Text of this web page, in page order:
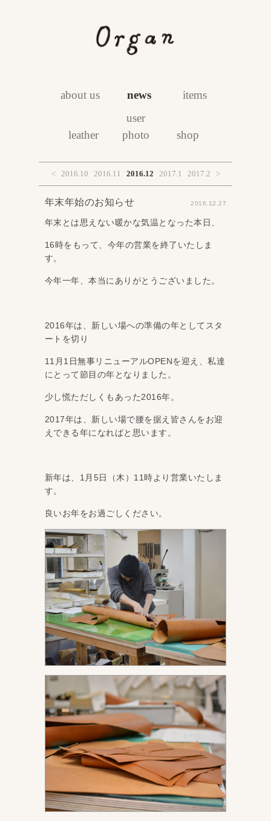
about us news items
leather
user
photo
shop
< 2016.10 2016.11 2016.12 2017.1 2017.2 >
年末年始のお知らせ 2016.12.27
年末とは思えない暖かな気温となった本日、
16時をもって、今年の営業を終了いたしま
す。
今年一年、本当にありがとうございました。
2016年は、新しい場への準備の年としてスタ
ートを切り
11月1日無事リニューアルOPENを迎え、私達
にとって節目の年となりました。
少し慌ただしくもあった2016年。
2017年は、新しい場で腰を据え皆さんをお迎
えできる年になればと思います。
新年は、1月5日（木）11時より営業いたしま
す。
良いお年をお過ごしください。